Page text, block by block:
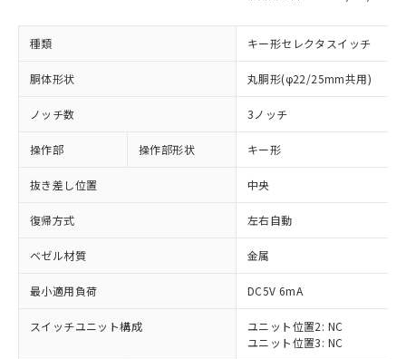
種類 キー形セレクタスイッチ
胴体形状 丸胴形(φ22/25mm共用)
ノッチ数 3ノッチ
操作部 操作部形状 キー形
抜き差し位置 中央
復帰方式 左右自動
ベゼル材質 金属
最小適用負荷 DC5V 6mA
スイッチユニット構成
ユニット位置2: NC
ユニット位置3: NC